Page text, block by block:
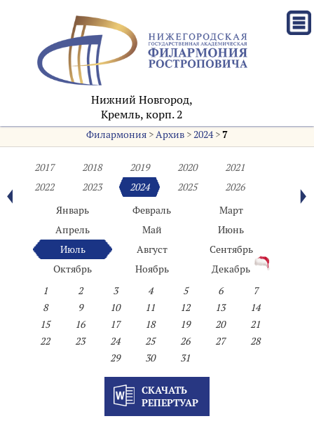
Нижний Новгород,
Кремль, корп. 2
Филармония>Архив>2024>7
2017 2018 2019 2020
2021
2022
2023 2024 2025
2026
Январь
Февраль
Март
Апрель
Май
Июнь
Июль
Август
Сентябрь
Октябрь
Ноябрь
Декабрь
1
2 3 4 5 6
7
8
9 10 11 12 13
14
15
16 17 18 19 20
21
22
23 24 25 26 27
28
29
30 31
СКАЧАТЬ
РЕПЕРТУАР